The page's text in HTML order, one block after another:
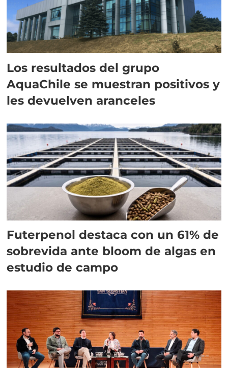
Los resultados del grupo
AquaChile se muestran positivos y
les devuelven aranceles
Futerpenol destaca con un 61% de
sobrevida ante bloom de algas en
estudio de campo